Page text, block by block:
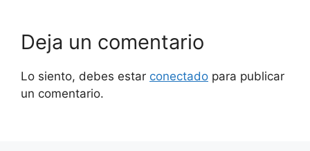
Deja un comentario
Lo siento, debes estar conectado para publicar
un comentario.